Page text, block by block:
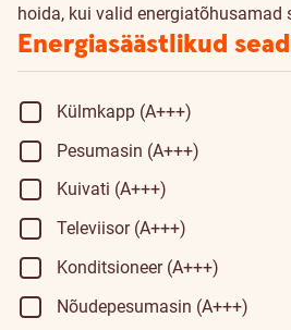
hoida, kui valid energiatõhusamad
Energiasäästlikud
Külmkapp (A+++)
Pesumasin (A+++)
Kuivati (A+++)
Televiisor (A+++)
Konditsioneer (A+++)
Nõudepesumasin (A+++)